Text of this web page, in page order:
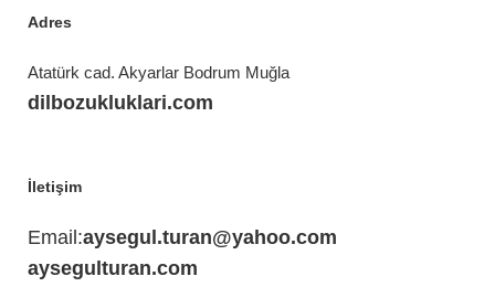
Adres
Atatürk cad. Akyarlar Bodrum Muğla
dilbozukluklari.com
İletişim
Email:aysegul.turan@yahoo.com
aysegulturan.com